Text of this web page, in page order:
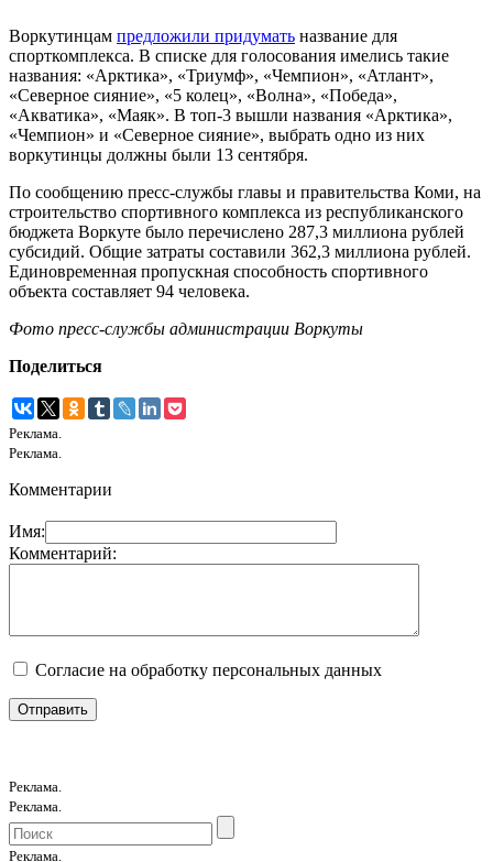
Воркутинцам предложили придумать название для
спорткомплекса. В списке для голосования имелись такие
названия: «Арктика», «Триумф», «Чемпион», «Атлант»,
«Северное сияние», «5 колец», «Волна», «Победа»,
«Акватика», «Маяк». В топ-3 вышли названия «Арктика»,
«Чемпион» и «Северное сияние», выбрать одно из них
воркутинцы должны были 13 сентября.
По сообщению пресс-службы главы и правительства Коми, на
строительство спортивного комплекса из республиканского
бюджета Воркуте было перечислено 287,3 миллиона рублей
субсидий. Общие затраты составили 362,3 миллиона рублей.
Единовременная пропускная способность спортивного
объекта составляет 94 человека.
Фото пресс-службы администрации Воркуты
Поделиться
Реклама.
Реклама.
Комментарии
Имя:
Комментарий:
Согласие на обработку персональных данных
Реклама.
Реклама.
Реклама.